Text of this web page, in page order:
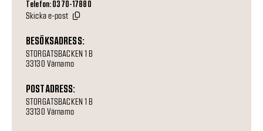
Telefon: 0370-17880
Skicka e-post
BESÖKSADRESS:
STORGATSBACKEN 1 B
33130 Värnamo
POSTADRESS:
STORGATSBACKEN 1 B
33130 Värnamo